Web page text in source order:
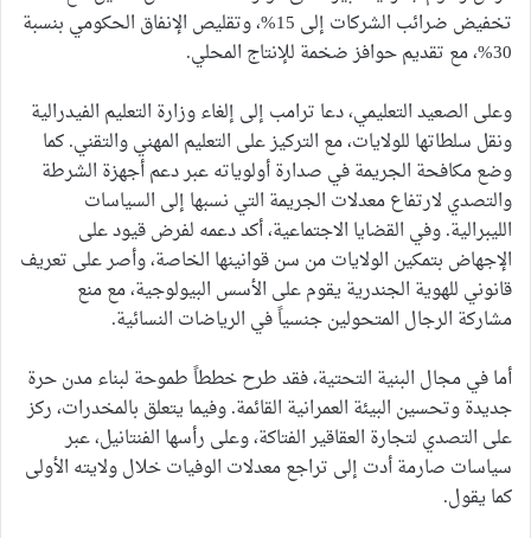
تخفيض ضرائب الشركات إلى 15%، وتقليص الإنفاق الحكومي بنسبة
30%، مع تقديم حوافز ضخمة للإنتاج المحلي.
وعلى الصعيد التعليمي، دعا ترامب إلى إلغاء وزارة التعليم الفيدرالية
ونقل سلطاتها للولايات، مع التركيز على التعليم المهني والتقني. كما
وضع مكافحة الجريمة في صدارة أولوياته عبر دعم أجهزة الشرطة
والتصدي لارتفاع معدلات الجريمة التي نسبها إلى السياسات
الليبرالية. وفي القضايا الاجتماعية، أكد دعمه لفرض قيود على
الإجهاض بتمكين الولايات من سن قوانينها الخاصة، وأصر على تعريف
قانوني للهوية الجندرية يقوم على الأسس البيولوجية، مع منع
مشاركة الرجال المتحولين جنسياً في الرياضات النسائية.
أما في مجال البنية التحتية، فقد طرح خططاً طموحة لبناء مدن حرة
جديدة وتحسين البيئة العمرانية القائمة. وفيما يتعلق بالمخدرات، ركز
على التصدي لتجارة العقاقير الفتاكة، وعلى رأسها الفنتانيل، عبر
سياسات صارمة أدت إلى تراجع معدلات الوفيات خلال ولايته الأولى
كما يقول.